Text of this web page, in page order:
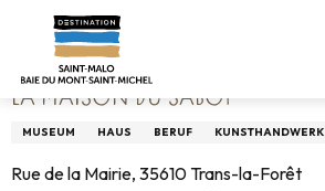
contenu
principal
Startseite
LA MAISON DU SABOT
MUSEUM HAUS BERUF KUNSTHANDWERK
Rue de la Mairie, 35610 Trans-la-Forêt